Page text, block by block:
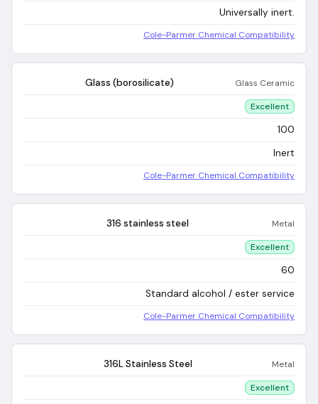
Universally inert.
Cole-Parmer Chemical Compatibility
Glass (borosilicate) Glass Ceramic
Excellent
100
Inert
Cole-Parmer Chemical Compatibility
316 stainless steel Metal
Excellent
60
Standard alcohol / ester service
Cole-Parmer Chemical Compatibility
316L Stainless Steel Metal
Excellent